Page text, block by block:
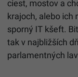
poslancom strany
nominovala a
regiónov.
Vo svojom
zákonodarcov